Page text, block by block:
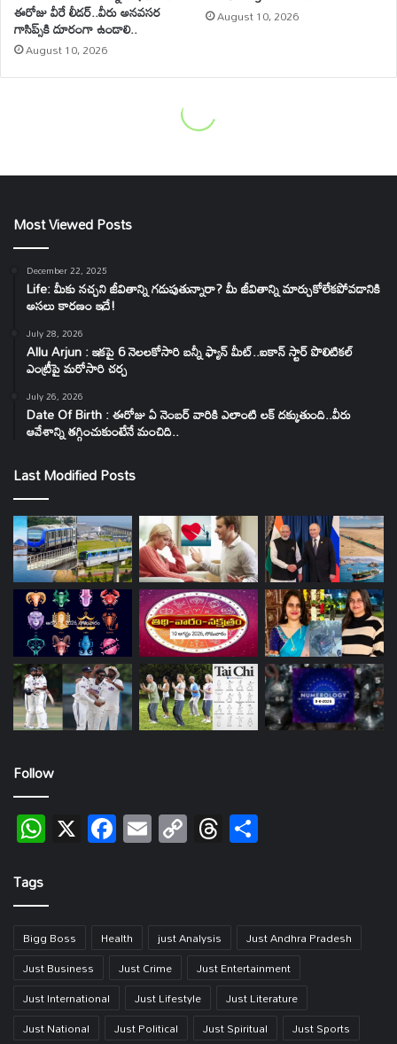
Most Viewed Posts
December 22, 2025
Life: మీకు నచ్చని జీవితాన్ని గడుపుతున్నారా? మీ జీవితాన్ని మార్చుకోలేకపోవడానికి
అసలు కారణం ఇదే!
July 28, 2026
Allu Arjun : ఇకపై 6 నెలలకోసారి బన్నీ ఫ్యాన్ మీట్..ఐకాన్ స్టార్ పొలిటికల్
ఎంట్రీపై మరోసారి చర్చ
July 26, 2026
Date Of Birth : ఈరోజు ఏ నెంబర్ వారికి ఎలాంటి లక్ దక్కుతుంది..వీరు
ఆవేశాన్ని తగ్గించుకుంటేనే మంచిది..
Last Modified Posts
Follow
WhatsApp
X Facebook
EmailCopy
Link
Threads
Tags
Bigg Boss Health just Analysis
Just Andhra Pradesh
Just Business
Just Crime
Just Entertainment
Just International
Just Lifestyle
Just Literature
Just National
Just Political Just Spiritual Just Sports